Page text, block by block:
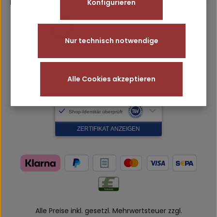
Informationen
Alle Preise inkl. gesetzl. Mehrwertsteuer zzgl.
Nur technisch notwendige
Konfigurieren
Alle Cookies akzeptieren